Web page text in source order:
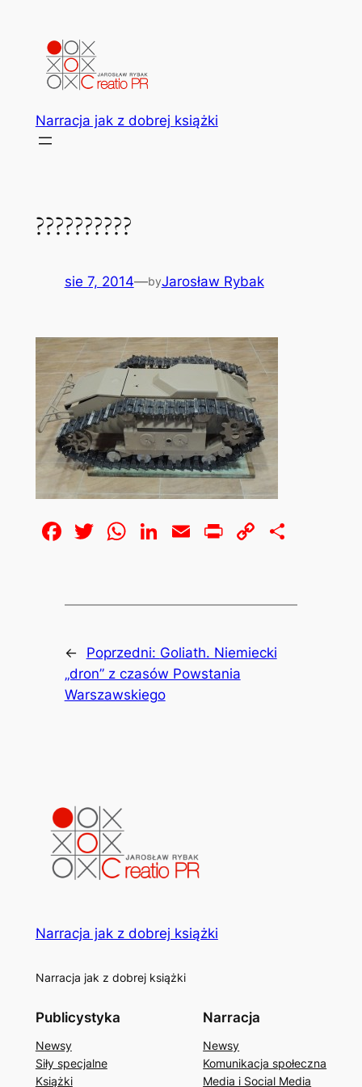
Narracja jak z dobrej książki
??????????
sie 7, 2014—byJarosław Rybak
Facebook
Twitter
WhatsApp
LinkedIn
EmailPrintCopy
← Poprzedni: Goliath. Niemiecki
„dron” z czasów Powstania
Warszawskiego
Narracja jak z dobrej książki
Narracja jak z dobrej książki
Publicystyka
Newsy
Siły specjalne
Książki
Narracja
Newsy
Komunikacja społeczna
Media i Social Media